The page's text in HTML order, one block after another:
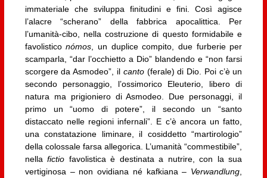
immateriale che sviluppa finitudini e fini. Così agisce
l’alacre “scherano” della fabbrica apocalittica. Per
l’umanità-cibo, nella costruzione di questo formidabile e
favolisticonómos , un duplice compito, due furberie per
scamparla, “dar l’occhietto a Dio” blandendo e “non farsi
scorgere da Asmodeo”, il canto(ferale) di Dio. Poi c’è un
secondo personaggio, l’ossimorico Eleuterio, libero di
natura ma prigioniero di Asmodeo. Due personaggi, il
primo un “uomo di potere”, il secondo un “santo
distaccato nelle regioni infernali”. E c’è ancora un fatto,
una constatazione liminare, il cosiddetto “martirologio”
della colossale farsa allegorica. L’umanità “commestibile”,
nellafictio favolistica è destinata a nutrire, con la sua
vertiginosa – non ovidiana né kafkiana – Verwandlung